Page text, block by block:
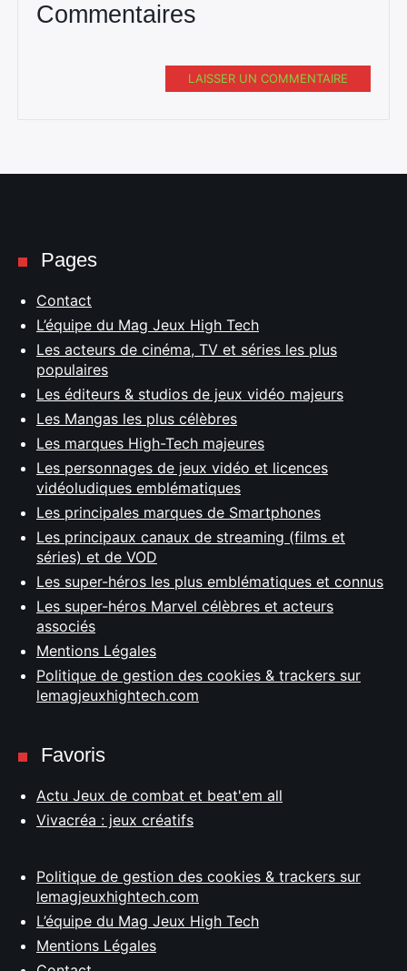
Commentaires
LAISSER UN COMMENTAIRE
Pages
Contact
L’équipe du Mag Jeux High Tech
Les acteurs de cinéma, TV et séries les plus
populaires
Les éditeurs & studios de jeux vidéo majeurs
Les Mangas les plus célèbres
Les marques High-Tech majeures
Les personnages de jeux vidéo et licences
vidéoludiques emblématiques
Les principales marques de Smartphones
Les principaux canaux de streaming (films et
séries) et de VOD
Les super-héros les plus emblématiques et connus
Les super-héros Marvel célèbres et acteurs
associés
Mentions Légales
Politique de gestion des cookies & trackers sur
lemagjeuxhightech.com
Favoris
Actu Jeux de combat et beat'em all
Vivacréa : jeux créatifs
Politique de gestion des cookies & trackers sur
lemagjeuxhightech.com
L’équipe du Mag Jeux High Tech
Mentions Légales